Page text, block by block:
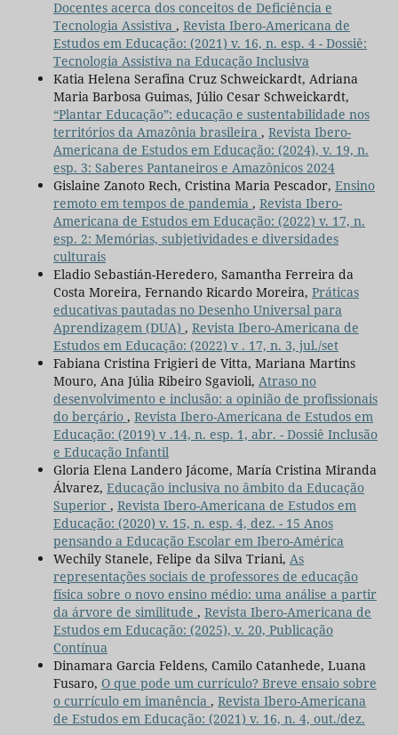
Docentes acerca dos conceitos de Deficiência e
Tecnologia Assistiva , Revista Ibero-Americana de
Estudos em Educação: (2021) v. 16, n. esp. 4 - Dossiê:
Tecnologia Assistiva na Educação Inclusiva
Katia Helena Serafina Cruz Schweickardt, Adriana
Maria Barbosa Guimas, Júlio Cesar Schweickardt,
“Plantar Educação”: educação e sustentabilidade nos
territórios da Amazônia brasileira , Revista Ibero-
Americana de Estudos em Educação: (2024), v. 19, n.
esp. 3: Saberes Pantaneiros e Amazônicos 2024
Gislaine Zanoto Rech, Cristina Maria Pescador, Ensino
remoto em tempos de pandemia , Revista Ibero-
Americana de Estudos em Educação: (2022) v. 17, n.
esp. 2: Memórias, subjetividades e diversidades
culturais
Eladio Sebastián-Heredero, Samantha Ferreira da
Costa Moreira, Fernando Ricardo Moreira, Práticas
educativas pautadas no Desenho Universal para
Aprendizagem (DUA) , Revista Ibero-Americana de
Estudos em Educação: (2022) v . 17, n. 3, jul./set
Fabiana Cristina Frigieri de Vitta, Mariana Martins
Mouro, Ana Júlia Ribeiro Sgavioli, Atraso no
desenvolvimento e inclusão: a opinião de profissionais
do berçário , Revista Ibero-Americana de Estudos em
Educação: (2019) v .14, n. esp. 1, abr. - Dossiê Inclusão
e Educação Infantil
Gloria Elena Landero Jácome, María Cristina Miranda
Álvarez, Educação inclusiva no âmbito da Educação
Superior , Revista Ibero-Americana de Estudos em
Educação: (2020) v. 15, n. esp. 4, dez. - 15 Anos
pensando a Educação Escolar em Ibero-América
Wechily Stanele, Felipe da Silva Triani, As
representações sociais de professores de educação
física sobre o novo ensino médio: uma análise a partir
da árvore de similitude , Revista Ibero-Americana de
Estudos em Educação: (2025), v. 20, Publicação
Contínua
Dinamara Garcia Feldens, Camilo Catanhede, Luana
Fusaro, O que pode um currículo? Breve ensaio sobre
o currículo em imanência , Revista Ibero-Americana
de Estudos em Educação: (2021) v. 16, n. 4, out./dez.